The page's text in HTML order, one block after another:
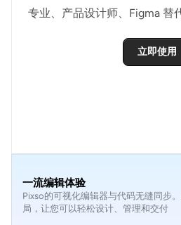
专业、产品设计师、Figma 替
立即使用
一流编辑体验
Pixso的可视化编辑器与代码无缝同步
局，让您可以轻松设计、管理和交付